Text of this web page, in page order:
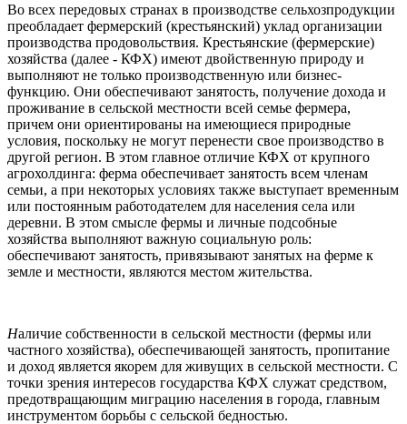
Во всех передовых странах в производстве сельхозпродукции
преобладает фермерский (крестьянский) уклад организации
производства продовольствия. Крестьянские (фермерские)
хозяйства (далее - КФХ) имеют двойственную природу и
выполняют не только производственную или бизнес-
функцию. Они обеспечивают занятость, получение дохода и
проживание в сельской местности всей семье фермера,
причем они ориентированы на имеющиеся природные
условия, поскольку не могут перенести свое производство в
другой регион. В этом главное отличие КФХ от крупного
агрохолдинга: ферма обеспечивает занятость всем членам
семьи, а при некоторых условиях также выступает временным
или постоянным работодателем для населения села или
деревни. В этом смысле фермы и личные подсобные
хозяйства выполняют важную социальную роль:
обеспечивают занятость, привязывают занятых на ферме к
земле и местности, являются местом жительства.
Наличие собственности в сельской местности (фермы или
частного хозяйства), обеспечивающей занятость, пропитание
и доход является якорем для живущих в сельской местности. С
точки зрения интересов государства КФХ служат средством,
предотвращающим миграцию населения в города, главным
инструментом борьбы с сельской бедностью.